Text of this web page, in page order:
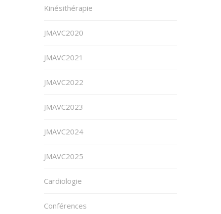
Kinésithérapie
JMAVC2020
JMAVC2021
JMAVC2022
JMAVC2023
JMAVC2024
JMAVC2025
Cardiologie
Conférences